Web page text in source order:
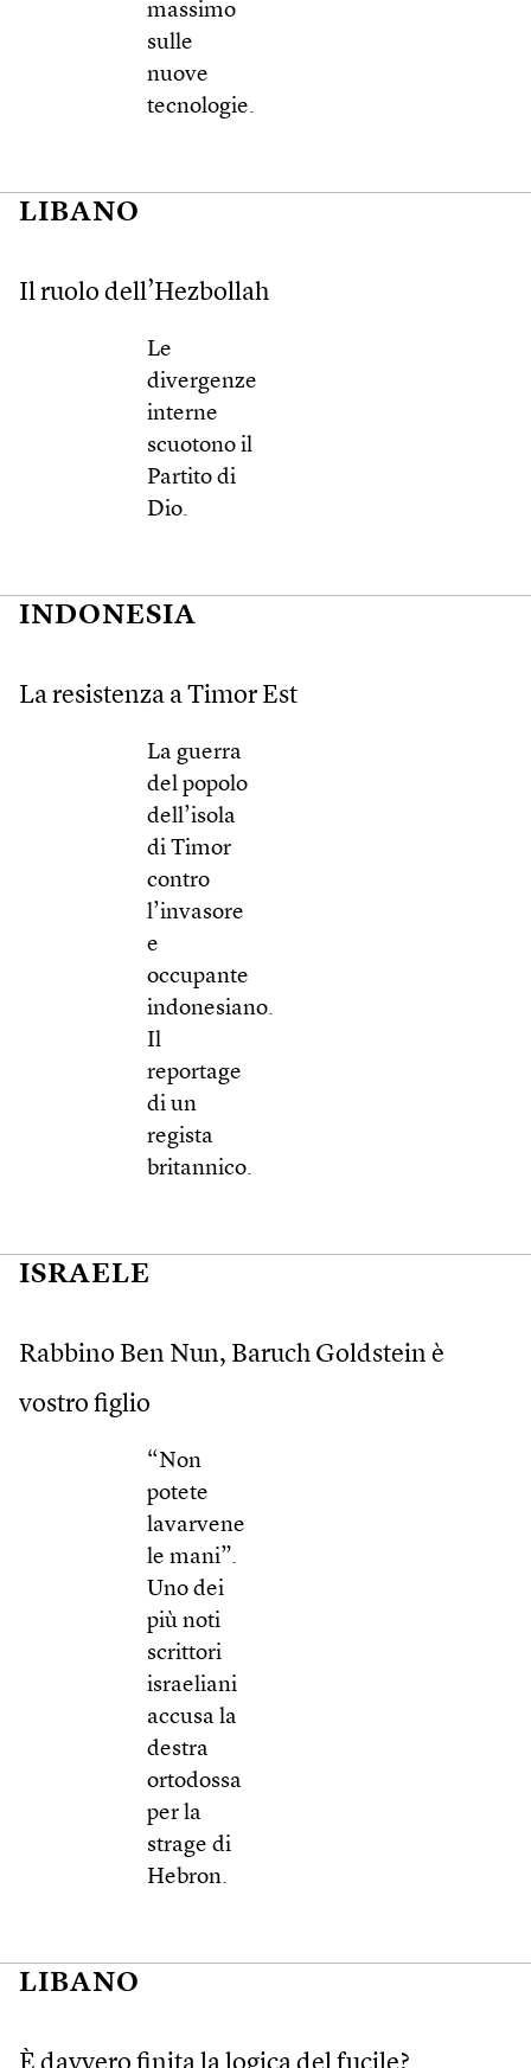
massimo
sulle
nuove
tecnologie.
LIBANO
Il ruolo dell’Hezbollah
Le
divergenze
interne
scuotono il
Partito di
Dio.
INDONESIA
La resistenza a Timor Est
La guerra
del popolo
dell’isola
di Timor
contro
l’invasore
e
occupante
indonesiano.
Il
reportage
di un
regista
britannico.
ISRAELE
Rabbino Ben Nun, Baruch Goldstein è
vostro figlio
“Non
potete
lavarvene
le mani”.
Uno dei
più noti
scrittori
israeliani
accusa la
destra
ortodossa
per la
strage di
Hebron.
LIBANO